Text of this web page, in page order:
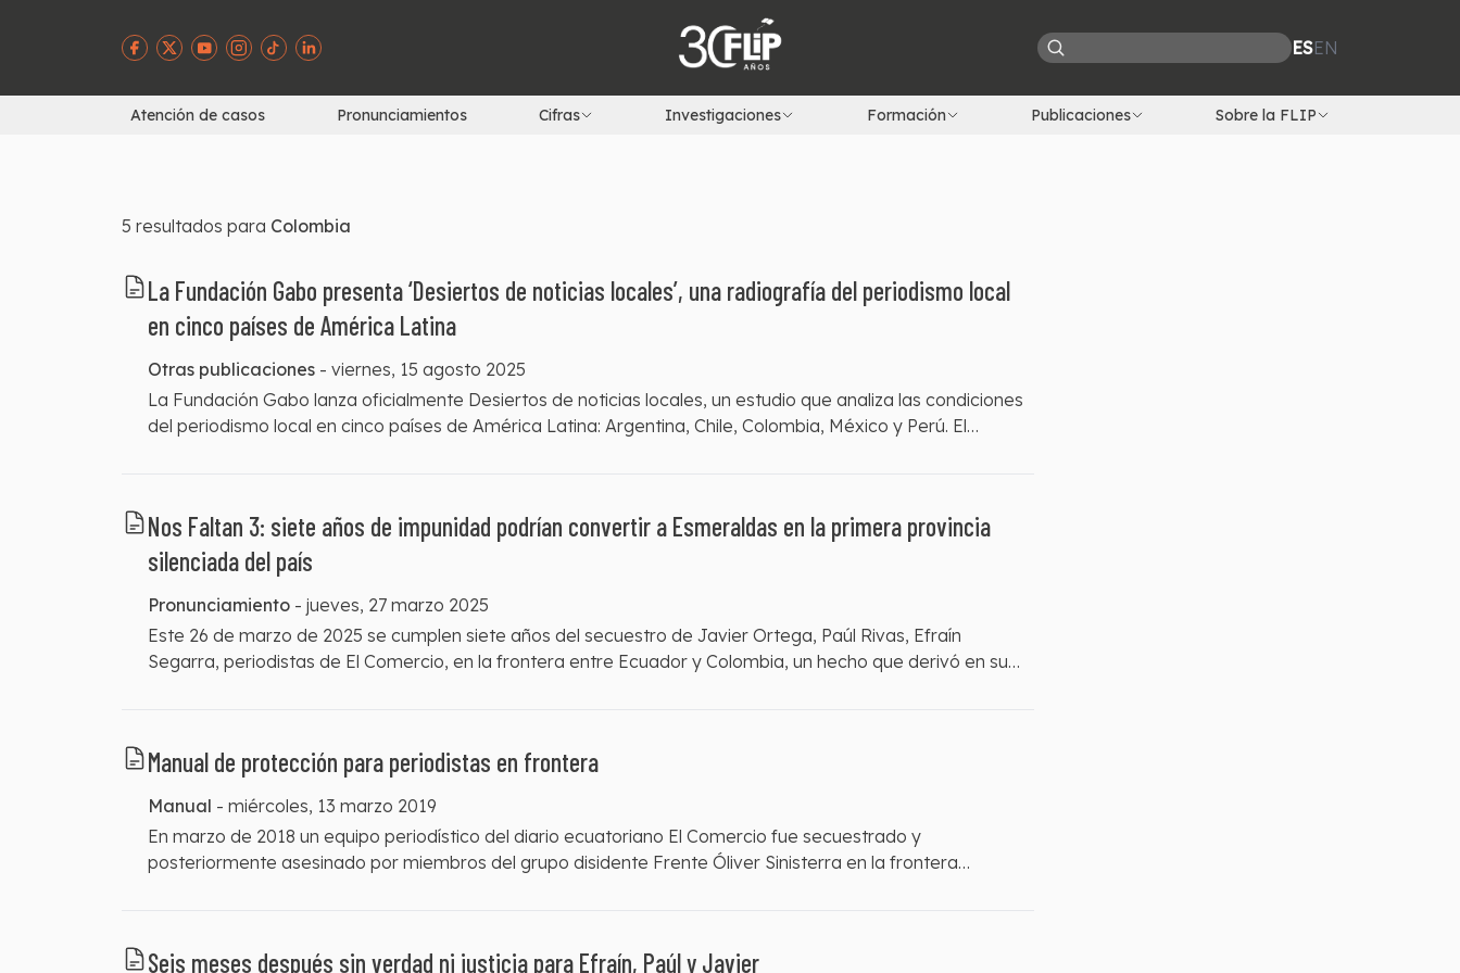
ESEN
Atención de casos Pronunciamientos Cifras Investigaciones Formación Publicaciones Sobre la FLIP
5 resultados para Colombia
La Fundación Gabo presenta ‘Desiertos de noticias locales’, una radiografía del periodismo local
en cinco países de América Latina
Otras publicaciones - viernes, 15 agosto 2025
La Fundación Gabo lanza oficialmente Desiertos de noticias locales, un estudio que analiza las condiciones
del periodismo local en cinco países de América Latina: Argentina, Chile, Colombia, México y Perú. El
Nos Faltan 3: siete años de impunidad podrían convertir a Esmeraldas en la primera provincia
silenciada del país
Pronunciamiento - jueves, 27 marzo 2025
Este 26 de marzo de 2025 se cumplen siete años del secuestro de Javier Ortega, Paúl Rivas, Efraín
Segarra, periodistas de El Comercio, en la frontera entre Ecuador y Colombia, un hecho que derivó en su
Manual de protección para periodistas en frontera
Manual - miércoles, 13 marzo 2019
En marzo de 2018 un equipo periodístico del diario ecuatoriano El Comercio fue secuestrado y
posteriormente asesinado por miembros del grupo disidente Frente Óliver Sinisterra en la frontera
Seis meses después sin verdad ni justicia para Efraín, Paúl y Javier